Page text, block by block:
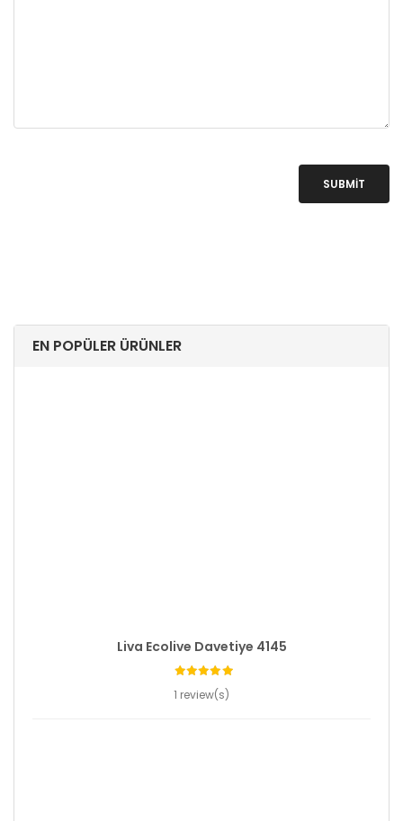
SUBMIT
EN POPÜLER ÜRÜNLER
Liva Ecolive Davetiye 4145
1 review(s)